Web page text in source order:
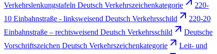
Verkehrslenkungstafeln Deutsch Verkehrszeichenkategorie
220-
10 Einbahnstraße - linksweisend Deutsch Verkehrsschild
220-20
Einbahnstraße – rechtsweisend Deutsch Verkehrsschild
Deutsche
Vorschriftszeichen Deutsch Verkehrszeichenkategorie
Leit- und